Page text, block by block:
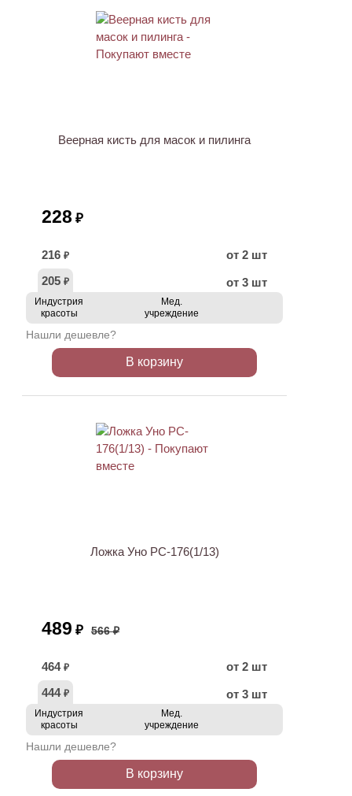
Веерная кисть для масок и пилинга
228 ₽
216 ₽
от 2 шт
205 ₽ от 3 шт
Индустрия
красоты
Мед.
учреждение
Нашли дешевле?
В корзину
Ложка Уно PC-176(1/13)
489 ₽ 566 ₽
464 ₽
от 2 шт
444 ₽ от 3 шт
Индустрия
красоты
Мед.
учреждение
Нашли дешевле?
В корзину